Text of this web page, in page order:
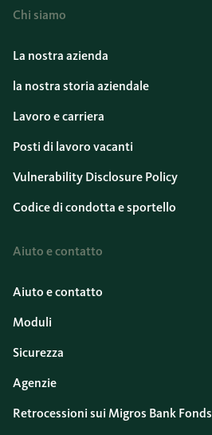
Chi siamo
La nostra azienda
la nostra storia aziendale
Lavoro e carriera
Posti di lavoro vacanti
Vulnerability Disclosure Policy
Codice di condotta e sportello
Aiuto e contatto
Aiuto e contatto
Moduli
Sicurezza
Agenzie
Retrocessioni sui Migros Bank Fonds